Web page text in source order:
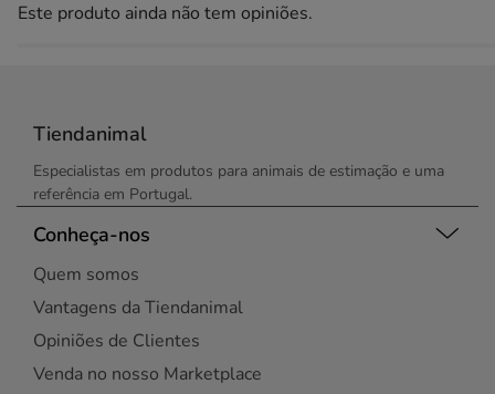
Este produto ainda não tem opiniões.
Tiendanimal
Especialistas em produtos para animais de estimação e uma
referência em Portugal.
Conheça-nos
Quem somos
Vantagens da Tiendanimal
Opiniões de Clientes
Venda no nosso Marketplace